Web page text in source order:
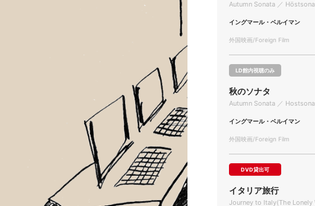
Autumn Sonata ／
イングマール・ベルイマン
外国映画/Foreign Film
LD館内視聴のみ
秋のソナタ
Autumn Sonata ／
イングマール・ベルイマン
外国映画/Foreign Film
DVD貸出可
イタリア旅行
Journey to Italy(The Lonely